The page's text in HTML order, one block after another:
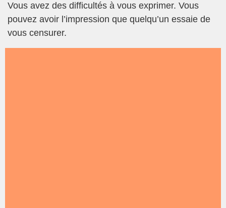
Vous avez des difficultés à vous exprimer. Vous
pouvez avoir l’impression que quelqu’un essaie de
vous censurer.